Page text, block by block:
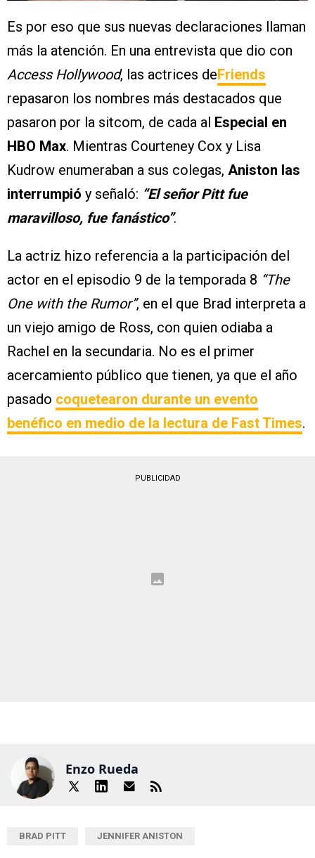
Es por eso que sus nuevas declaraciones llaman
más la atención. En una entrevista que dio con
Access Hollywood, las actrices deFriends
repasaron los nombres más destacados que
pasaron por la sitcom, de cada al Especial en
HBO Max. Mientras Courteney Cox y Lisa
Kudrow enumeraban a sus colegas, Aniston las
interrumpió y señaló: “El señor Pitt fue
maravilloso, fue fanástico”.
La actriz hizo referencia a la participación del
actor en el episodio 9 de la temporada 8 “The
One with the Rumor”, en el que Brad interpreta a
un viejo amigo de Ross, con quien odiaba a
Rachel en la secundaria. No es el primer
acercamiento público que tienen, ya que el año
pasado coquetearon durante un evento
benéfico en medio de la lectura de Fast Times.
PUBLICIDAD
Enzo Rueda
BRAD PITT JENNIFER ANISTON